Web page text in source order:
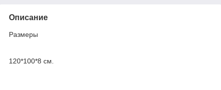
Описание
Размеры
120*100*8 см.